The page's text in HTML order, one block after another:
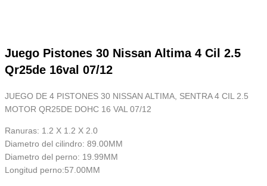
Juego Pistones 30 Nissan Altima 4 Cil 2.5
Qr25de 16val 07/12
JUEGO DE 4 PISTONES 30 NISSAN ALTIMA, SENTRA 4 CIL 2.5
MOTOR QR25DE DOHC 16 VAL 07/12
Ranuras: 1.2 X 1.2 X 2.0
Diametro del cilindro: 89.00MM
Diametro del perno: 19.99MM
Longitud perno:57.00MM